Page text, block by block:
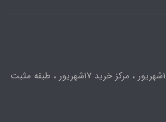
مشهد ، میدان ۱۷شهریور ، مرکز خرید ۱۷شهریور ، طبقه مثبت